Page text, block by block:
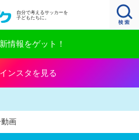
自分で考えるサッカーを
子どもたちに。
情報をゲット！
ンスタを見る
画